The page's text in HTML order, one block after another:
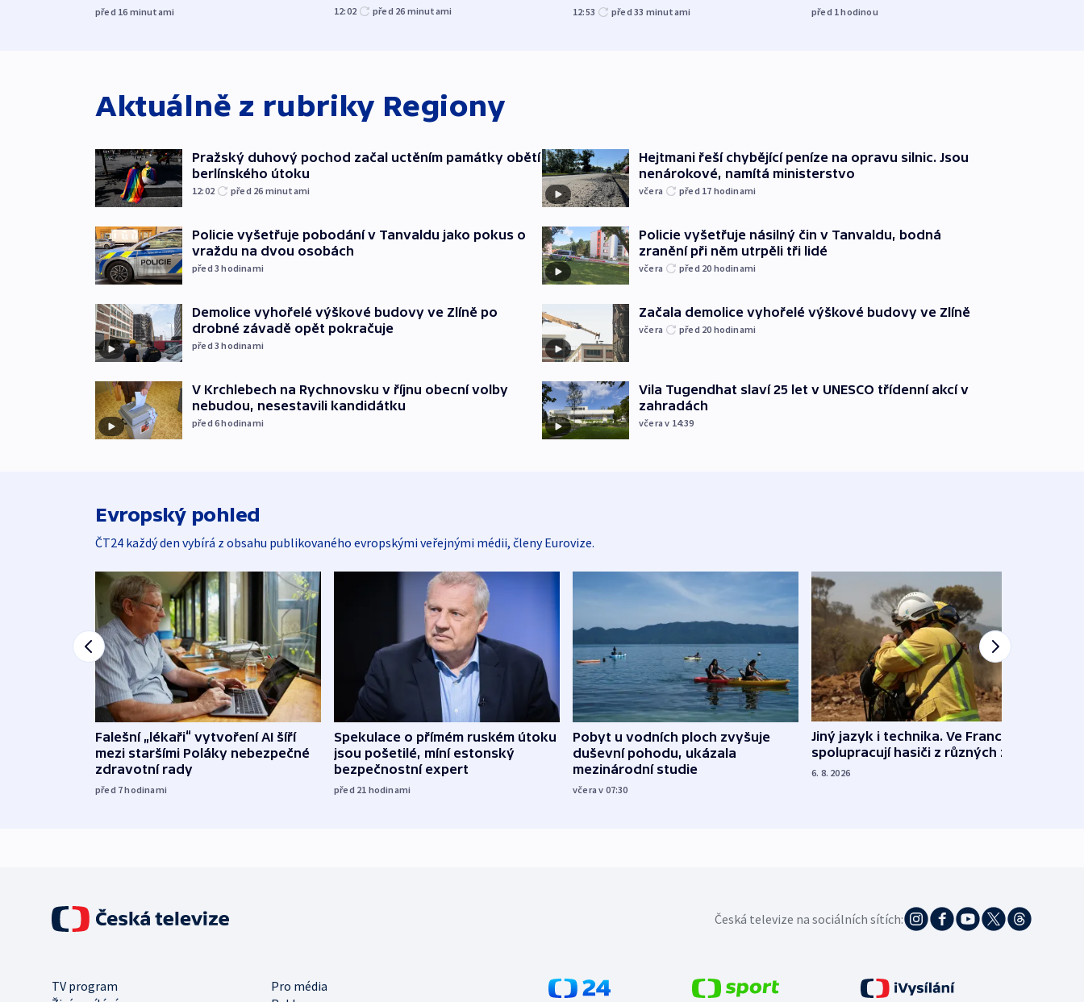
před 16 minutami 12:02 před 26 minutami 12:53 před 33 minutami před 1hodinou
Aktuálně z rubriky Regiony
Pražský duhový pochod začal uctěním památky obětí
berlínského útoku
12:02 před 26 minutami
Policie vyšetřuje pobodání v Tanvaldu jako pokus o
vraždu na dvou osobách
před 3hodinami
Demolice vyhořelé výškové budovy ve Zlíně po
drobné závadě opět pokračuje
před 3hodinami
V Krchlebech na Rychnovsku v říjnu obecní volby
nebudou, nesestavili kandidátku
před 6hodinami
Hejtmani řeší chybějící peníze na opravu silnic. Jsou
nenárokové, namítá ministerstvo
včera před 17 hodinami
Policie vyšetřuje násilný čin v Tanvaldu, bodná
zranění při něm utrpěli tři lidé
včera před 20 hodinami
Začala demolice vyhořelé výškové budovy ve Zlíně
včera před 20 hodinami
Vila Tugendhat slaví 25 let v UNESCO třídenní akcí v
zahradách
včera v 14:39
Evropský pohled
ČT24 každý den vybírá z obsahu publikovaného evropskými veřejnými médii, členy Eurovize.
Falešní „lékaři“ vytvoření AI šíří
mezi staršími Poláky nebezpečné
zdravotní rady
před 7hodinami
Spekulace o přímém ruském útoku
jsou pošetilé, míní estonský
bezpečnostní expert
před 21 hodinami
Pobyt u vodních ploch zvyšuje
duševní pohodu, ukázala
mezinárodní studie
včera v 07:30
Jiný jazyk i technika. Ve Francii
spolupracují hasiči z různých zemí
6. 8. 2026
Česká televize na sociálních sítích:
TV program
Pro média